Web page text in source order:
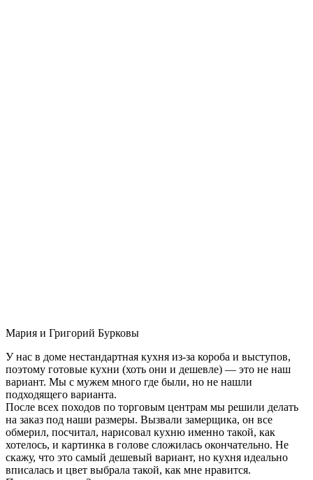
Мария и Григорий Бурковы
У нас в доме нестандартная кухня из-за короба и выступов,
поэтому готовые кухни (хоть они и дешевле) — это не наш
вариант. Мы с мужем много где были, но не нашли
подходящего варианта.
После всех походов по торговым центрам мы решили делать
на заказ под наши размеры. Вызвали замерщика, он все
обмерил, посчитал, нарисовал кухню именно такой, как
хотелось, и картинка в голове сложилась окончательно. Не
скажу, что это самый дешевый вариант, но кухня идеально
вписалась и цвет выбрала такой, как мне нравится.